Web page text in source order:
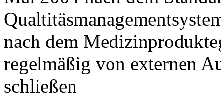
nach dem
regelmäßig von externen
schließen